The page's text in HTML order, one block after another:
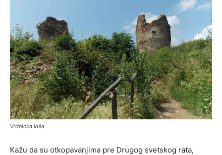
Vrdnicka kula
Kažu da su otkopavanjima pre Drugog svetskog rata,